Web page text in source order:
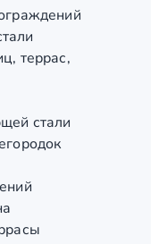
террас,
стали